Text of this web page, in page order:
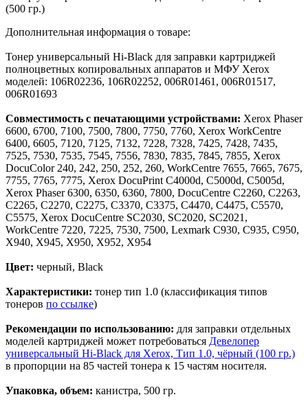
(500 гр.)
Дополнительная информация о товаре:
Тонер универсальный Hi-Black для заправки картриджей
полноцветных копировальных аппаратов и МФУ Xerox
моделей: 106R02236, 106R02252, 006R01461, 006R01517,
006R01693
Совместимость с печатающими устройствами: Xerox Phaser
6600, 6700, 7100, 7500, 7800, 7750, 7760, Xerox WorkCentre
6400, 6605, 7120, 7125, 7132, 7228, 7328, 7425, 7428, 7435,
7525, 7530, 7535, 7545, 7556, 7830, 7835, 7845, 7855, Xerox
DocuColor 240, 242, 250, 252, 260, WorkCentre 7655, 7665, 7675,
7755, 7765, 7775, Xerox DocuPrint C4000d, C5000d, C5005d,
Xerox Phaser 6300, 6350, 6360, 7800, DocuCentre C2260, C2263,
C2265, C2270, C2275, C3370, C3375, C4470, C4475, C5570,
C5575, Xerox DocuCentre SC2030, SC2020, SC2021,
WorkCentre 7220, 7225, 7530, 7500, Lexmark C930, C935, C950,
X940, X945, X950, X952, X954
Цвет: черный, Black
Характеристики: тонер тип 1.0 (классификация типов
тонеров по ссылке)
Рекомендации по использованию: для заправки отдельных
моделей картриджей может потребоваться Девелопер
универсальный Hi-Black для Xerox, Тип 1.0, чёрный (100 гр.)
в пропорции на 85 частей тонера к 15 частям носителя.
Упаковка, объем: канистра, 500 гр.